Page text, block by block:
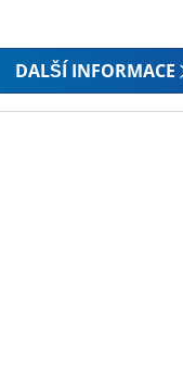
DALŠÍ INFORMACE